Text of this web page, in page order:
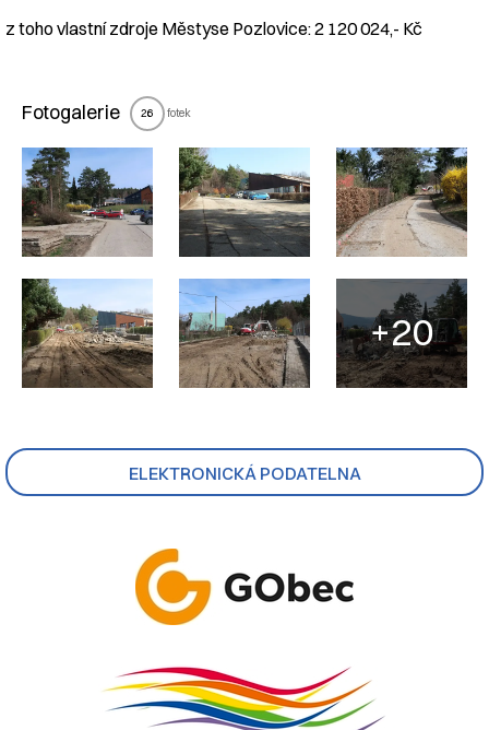
ELEKTRONICKÁ PODATELNA
z toho vlastní zdroje Městyse Pozlovice: 2 120 024,- Kč
Fotogalerie 26 fotek
+20